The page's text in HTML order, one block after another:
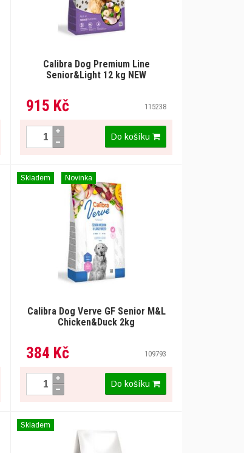
Calibra Dog Premium Line
Senior&Light 12 kg NEW
915 Kč 115238
Do košíku
Calibra Dog Verve GF Senior M&L
Chicken&Duck 2kg
384 Kč 109793
Skladem Novinka
Do košíku
Skladem